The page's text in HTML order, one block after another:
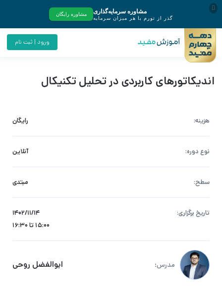
ورود | ثبت نام
اندیکاتورهای کاربردی در تحلیل تکنیکال
هزینه: رایگان
نوع دوره: آنلاین
سطح: مبتدی
تاریخ برگزاری:
۱۴۰۲/۱۱/۱۴
15:00 تا 16:30
مدرس: ابوالفضل روحی